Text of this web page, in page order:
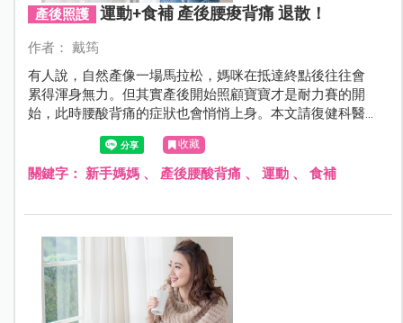
產後照護 運動+食補 產後腰痠背痛 退散！
作者： 戴筠
有人說，自然產像一場馬拉松，媽咪在抵達終點後往往會
累得渾身無力。但其實產後開始照顧寶寶才是耐力賽的開
始，此時腰酸背痛的症狀也會悄悄上身。本文請復健科醫
師教導正確的餵奶、換尿布姿勢，並提供穩定韌帶與拉筋
的運動；並請中醫師教妳鑑別自己的體質，用針灸、按
摩、藥膳對症下藥。還在胡亂搥背吃止痛藥？用對方法，
收藏
關鍵字： 新手媽媽、 產後腰酸背痛、 運動、 食補